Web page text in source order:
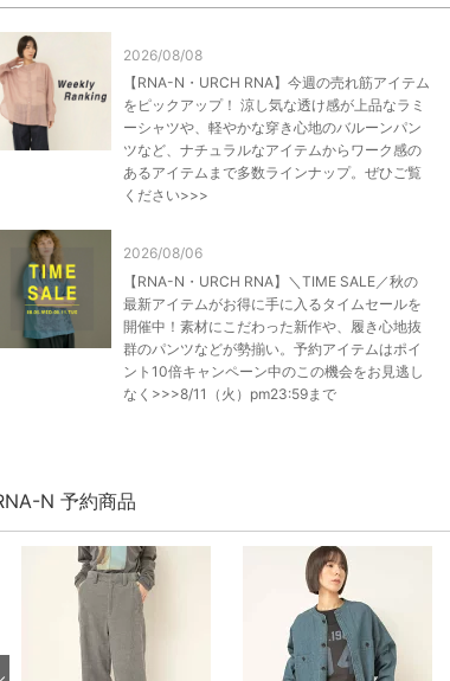
2026/08/08
【RNA-N・URCH RNA】今週の売れ筋アイテム
をピックアップ！ 涼し気な透け感が上品なラミ
ーシャツや、軽やかな穿き心地のバルーンパン
ツなど、ナチュラルなアイテムからワーク感の
あるアイテムまで多数ラインナップ。ぜひご覧
ください>>>
2026/08/06
【RNA-N・URCH RNA】＼TIME SALE／秋の
最新アイテムがお得に手に入るタイムセールを
開催中！素材にこだわった新作や、履き心地抜
群のパンツなどが勢揃い。予約アイテムはポイ
ント10倍キャンペーン中のこの機会をお見逃し
なく>>>8/11（火）pm23:59まで
N 予約商品